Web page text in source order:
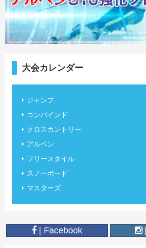
大会カレンダー
ジャンプ
コンバインド
クロスカントリー
アルペン
フリースタイル
スノーボード
マスターズ
| Facebook